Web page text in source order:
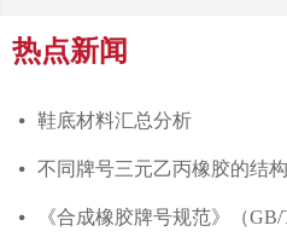
热点新闻
넸 鞋底材料汇总分析
넸 不同牌号三元乙丙橡胶的结
넸